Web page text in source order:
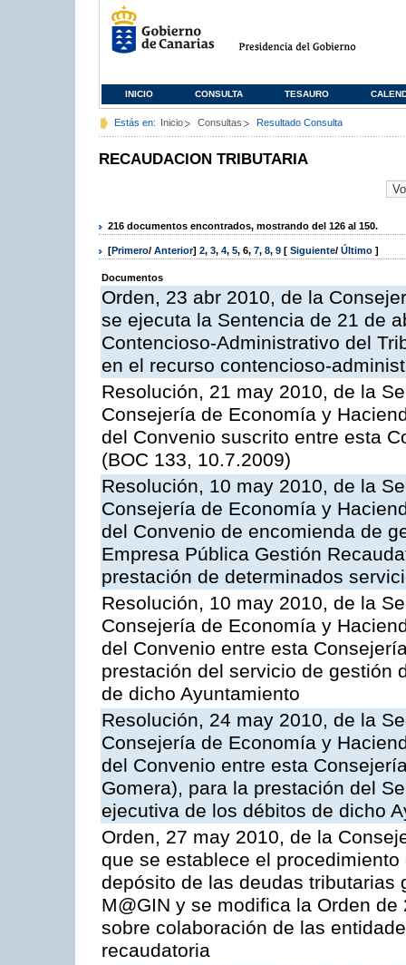
INICIO CONSULTA TESAURO
Estás en: Inicio Consultas Resultado Consulta
RECAUDACION TRIBUTARIA
216 documentos encontrados, mostrando del 126 al 150.
[Primero/ Anterior] 2, 3, 4, 5, 6, 7, 8, 9 [ Siguiente/ Último ]
Documentos
Orden, 23 abr 2010, de la
se ejecuta la Sentencia de 21 de
Contencioso-Administrativo del
en el recurso contencioso-
Resolución, 21 may 2010, de la
Consejería de Economía y
del Convenio suscrito entre esta
(BOC 133, 10.7.2009)
Resolución, 10 may 2010, de la
Consejería de Economía y
del Convenio de encomienda de
Empresa Pública Gestión
prestación de determinados
Resolución, 10 may 2010, de la
Consejería de Economía y
del Convenio entre esta
prestación del servicio de gestión
de dicho Ayuntamiento
Resolución, 24 may 2010, de la
Consejería de Economía y
del Convenio entre esta
Gomera), para la prestación del
ejecutiva de los débitos de dicho
Orden, 27 may 2010, de la
que se establece el
depósito de las deudas
M@GIN y se modifica la Orden
sobre colaboración de las
recaudatoria